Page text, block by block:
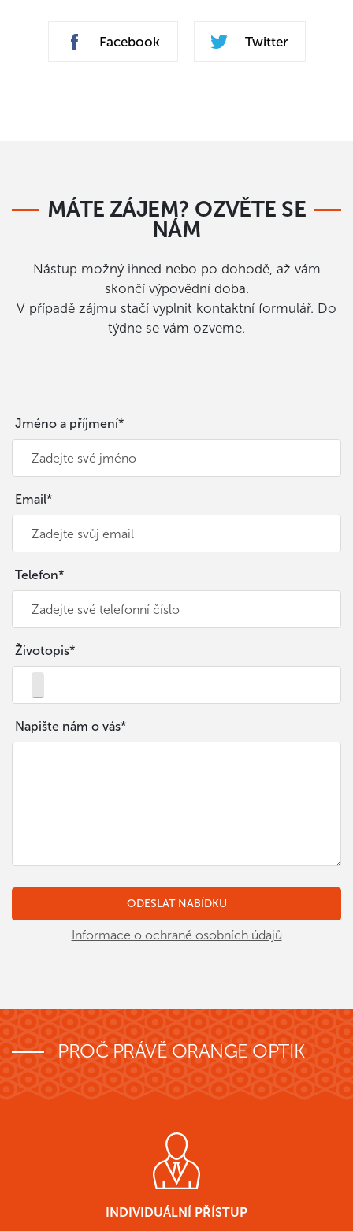
Facebook Twitter
MÁTE ZÁJEM? OZVĚTE SE
NÁM
Nástup možný ihned nebo po dohodě, až vám
skončí výpovědní doba.
V případě zájmu stačí vyplnit kontaktní formulář. Do
týdne se vám ozveme.
Jméno a příjmení*
Email*
Telefon*
Životopis*
Napište nám o vás*
Informace o ochraně osobních údajů
PROČ PRÁVĚ ORANGE OPTIK
INDIVIDUÁLNÍ PŘÍSTUP